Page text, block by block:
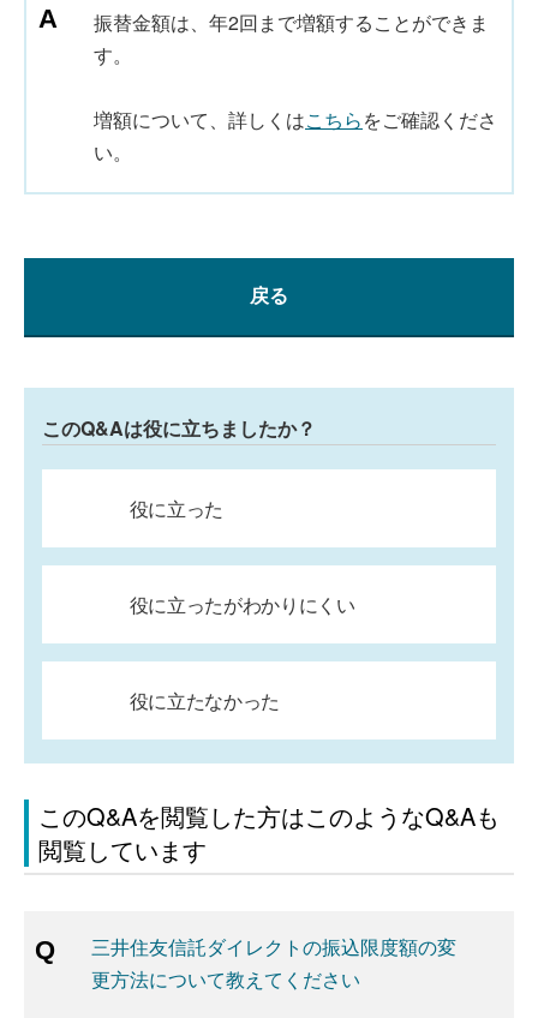
振替金額は、年2回まで増額することができま
す。
増額について、詳しくはこちらをご確認くださ
い。
戻る
このQ&Aは役に立ちましたか？
役に立った
役に立ったがわかりにくい
役に立たなかった
このQ&Aを閲覧した方はこのようなQ&Aも
閲覧しています
三井住友信託ダイレクトの振込限度額の変
更方法について教えてください